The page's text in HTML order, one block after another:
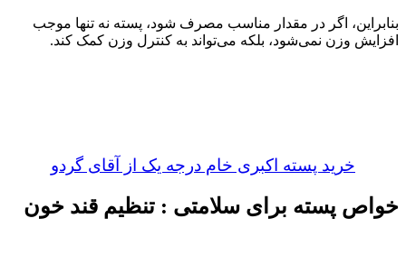
بنابراین، اگر در مقدار مناسب مصرف شود، پسته نه تنها موجب
افزایش وزن نمی‌شود، بلکه می‌تواند به کنترل وزن کمک کند.
خرید پسته اکبری خام درجه یک از آقای گردو
خواص پسته برای سلامتی : تنظیم قند خون